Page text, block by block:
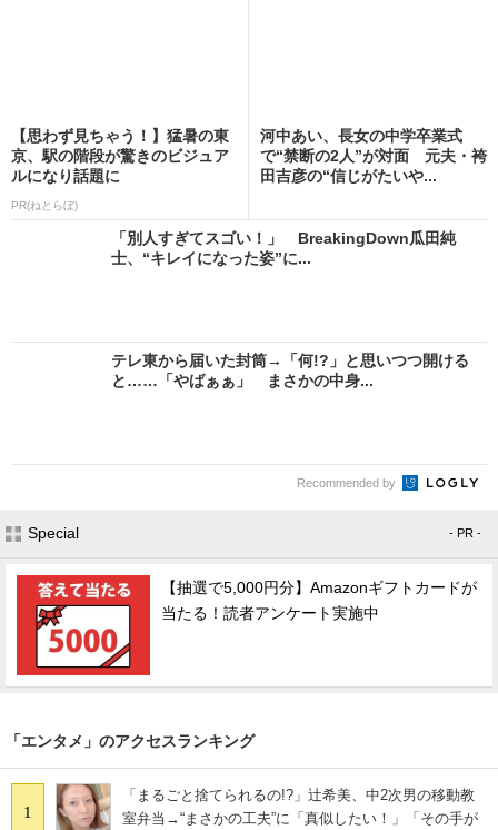
【思わず見ちゃう！】猛暑の東
京、駅の階段が驚きのビジュア
ルになり話題に
PR(ねとらぼ)
河中あい、長女の中学卒業式
で“禁断の2人”が対面 元夫・袴
田吉彦の“信じがたいや...
「別人すぎてスゴい！」 BreakingDown瓜田純
士、“キレイになった姿”に...
テレ東から届いた封筒→「何!?」と思いつつ開ける
と……「やばぁぁ」 まさかの中身...
Recommended by
Special - PR -
【抽選で5,000円分】Amazonギフトカードが
当たる！読者アンケート実施中
「エンタメ」のアクセスランキング
1
「まるごと捨てられるの!?」辻希美、中2次男の移動教
室弁当→“まさかの工夫”に「真似したい！」「その手が